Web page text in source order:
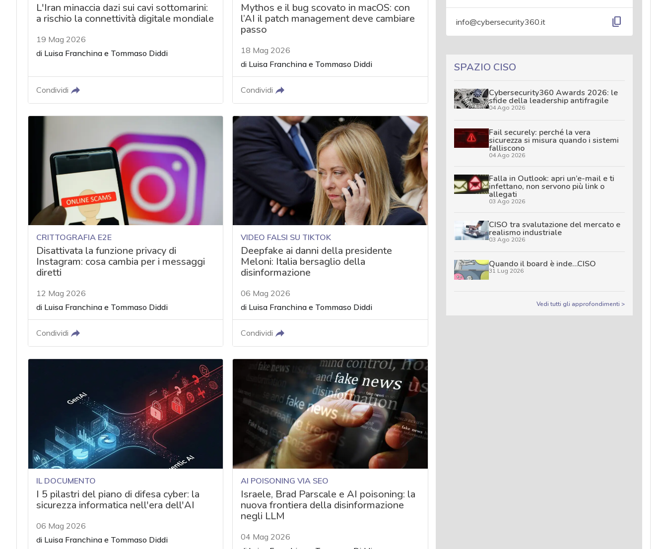
L'Iran minaccia dazi sui cavi sottomarini:
a rischio la connettività digitale mondiale
19 Mag 2026
di Luisa Franchinae Tommaso Diddi
Condividi
Mythos e il bug scovato in macOS: con
l’AI il patch management deve cambiare
passo
18 Mag 2026
di Luisa Franchina e Tommaso Diddi
Condividi
CRITTOGRAFIA E2E
Disattivata la funzione privacy di
Instagram: cosa cambia per i messaggi
diretti
12 Mag 2026
di Luisa Franchinae Tommaso Diddi
Condividi
VIDEO FALSI SU TIKTOK
Deepfake ai danni della presidente
Meloni: Italia bersaglio della
disinformazione
06 Mag 2026
di Luisa Franchina e Tommaso Diddi
Condividi
IL DOCUMENTO
I 5 pilastri del piano di difesa cyber: la
sicurezza informatica nell'era dell'AI
06 Mag 2026
di Luisa Franchinae Tommaso Diddi
AI POISONING VIA SEO
Israele, Brad Parscale e AI poisoning: la
nuova frontiera della disinformazione
negli LLM
04 Mag 2026
info@cybersecurity360.it content_copy
SPAZIO CISO
Cybersecurity360 Awards 2026: le
sfide della leadership antifragile
04 Ago 2026
Fail securely: perché la vera
sicurezza si misura quando i sistemi
falliscono
04 Ago 2026
Falla in Outlook: apri un’e-mail e ti
infettano, non servono più link o
allegati
03 Ago 2026
CISO tra svalutazione del mercato e
realismo industriale
03 Ago 2026
Quando il board è inde…CISO
31 Lug 2026
Vedi tutti gli approfondimenti >